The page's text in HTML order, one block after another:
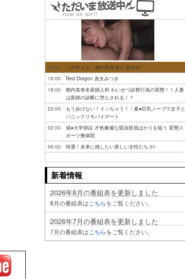
14:00
このギャル、俺の乳首係り 皇ゆず
16:00
Red Dragon 真矢みつき
18:00
都内某有名産婦人科 わいせつ診察行為の実態！！人妻
は医師の診断に堕とされる！？
22:00
もう歩けない！イッちゃう！！素●巨乳ノーブラ女子と
パニックリモバイデート
02:00
成●大学併設 才色兼備な競泳部員ばかりを狙う 変態ス
ポーツ整体院
06:00
特選！未来に残したい美しい女性たち 01
新着情報
2026年8月の番組表を更新しました
8月の番組表は こちらをご覧ください。
2026年7月の番組表を更新しました
7月の番組表は こちらをご覧ください。